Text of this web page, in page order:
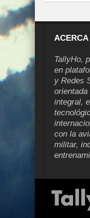
TallyHo,
en
y Redes
orientada
integral,
con la
militar,